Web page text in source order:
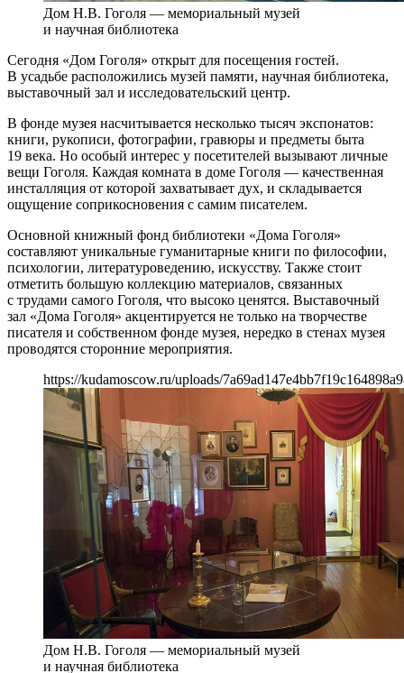
Дом Н.В. Гоголя — мемориальный музей
и научная библиотека
Сегодня «Дом Гоголя» открыт для посещения гостей.
В усадьбе расположились музей памяти, научная библиотека,
выставочный зал и исследовательский центр.
В фонде музея насчитывается несколько тысяч экспонатов:
книги, рукописи, фотографии, гравюры и предметы быта
19 века. Но особый интерес у посетителей вызывают личные
вещи Гоголя. Каждая комната в доме Гоголя — качественная
инсталляция от которой захватывает дух, и складывается
ощущение соприкосновения с самим писателем.
Основной книжный фонд библиотеки «Дома Гоголя»
составляют уникальные гуманитарные книги по философии,
психологии, литературоведению, искусству. Также стоит
отметить большую коллекцию материалов, связанных
с трудами самого Гоголя, что высоко ценятся. Выставочный
зал «Дома Гоголя» акцентируется не только на творчестве
писателя и собственном фонде музея, нередко в стенах музея
проводятся сторонние мероприятия.
https://kudamoscow.ru/uploads/
Дом Н.В. Гоголя — мемориальный музей
и научная библиотека